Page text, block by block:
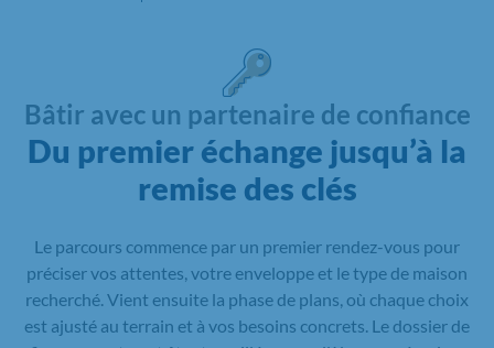
Bâtir avec un partenaire de confiance
Du premier échange jusqu’à la
remise des clés
Le parcours commence par un premier rendez-vous pour
préciser vos attentes, votre enveloppe et le type de maison
recherché. Vient ensuite la phase de plans, où chaque choix
est ajusté au terrain et à vos besoins concrets. Le dossier de